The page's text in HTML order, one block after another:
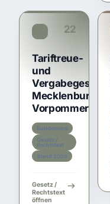
22
Tariftreue-
und
Vergabegesetz
Mecklenburg-
Vorpommern
Bundesland
Gesetz /
Rechtstext
Stand 2026
Gesetz /
Rechtstext
öffnen